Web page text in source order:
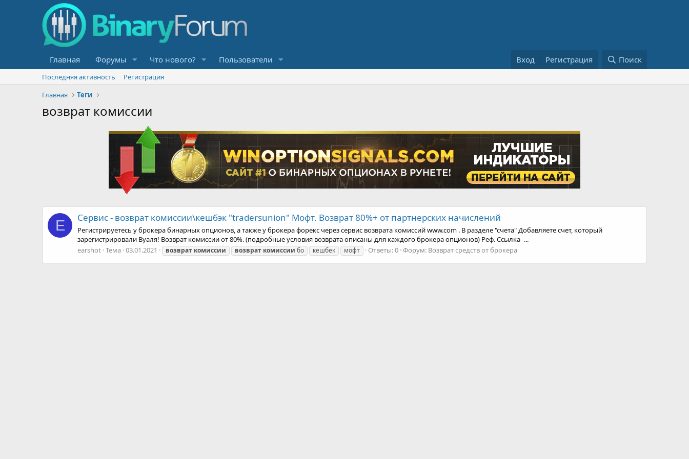
Главная Форумы Что нового? Пользователи Вход Регистрация Поиск
Последняя активность
Регистрация
Главная
Теги
возврат комиссии
E Сервис - возврат комиссии\кешбэк "tradersunion" Мофт. Возврат 80%+ от партнерских начислений
Регистрируетесь у брокера бинарных опционов, а также у брокера форекс через сервис возврата комиссий www.com . В разделе "счета" Добавляете счет, который
зарегистрировали Вуаля! Возврат комиссии от 80%. (подробные условия возврата описаны для каждого брокера опционов) Реф. Ссылка -...
earshot Тема 03.01.2021 возврат комиссии возврат комиссии бо кешбек мофт Ответы: 0 Форум: Возврат средств от брокера